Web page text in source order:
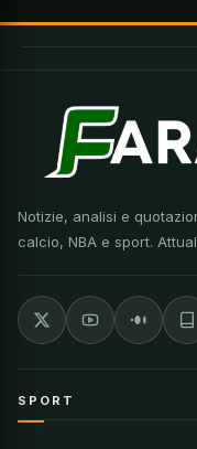
Notizie, analisi e
calcio, NBA e sport.
SPORT